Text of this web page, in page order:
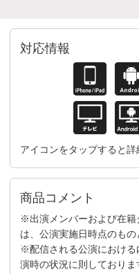
対応情報
アイコンをタップすると詳
商品コメント
※出演メンバーおよび在籍
は、公演実施日時点のもの
※配信される公演における
演時の状況に則しており